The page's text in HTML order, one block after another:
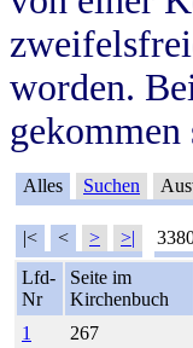
worden.
Alles Suchen
|< < > >|
Lfd-
Nr
Seite im
Kirchenbuch
1
267